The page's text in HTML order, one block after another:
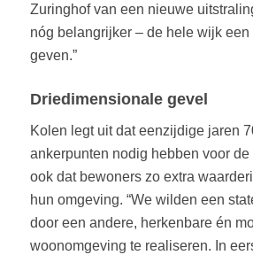
Zuringhof van een nieuwe
nóg belangrijker – de hele wijk
geven.”
Driedimensionale gevel
Kolen legt uit dat eenzijdige jaren
ankerpunten nodig hebben voor de
ook dat bewoners zo extra
hun omgeving. “We wilden een
door een andere, herkenbare én
woonomgeving te realiseren. In